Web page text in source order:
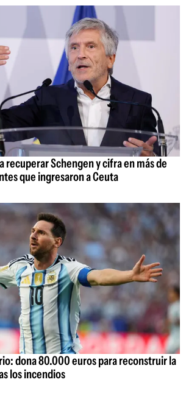
recuperar Schengen y cifra en más de
que ingresaron a Ceuta
dona 80.000 euros para reconstruir la
los incendios